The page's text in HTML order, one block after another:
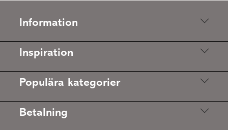
Information
Inspiration
Populära kategorier
Betalning